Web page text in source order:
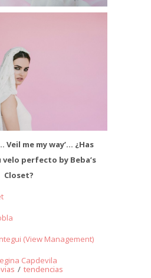
Veil me my way’… ¿Has
perfecto by Beba’s
Closet?
(View Management)
Capdevila
/ tendencias